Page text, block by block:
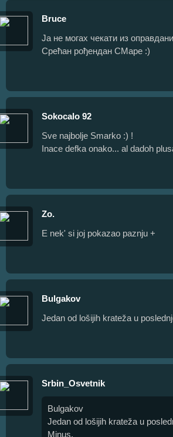
Bruce
Ја не могах чекати из
Срећан рођендан СМаре :)
Sokocalo 92
Sve najbolje Smarko :) !
Inace defka onako... al dadoh
Zo.
E nek' si joj pokazao paznju +
Bulgakov
Jedan od lošijih krateža u
Srbin_Osvetnik
Bulgakov
Jedan od lošijih krateža u
Minus.